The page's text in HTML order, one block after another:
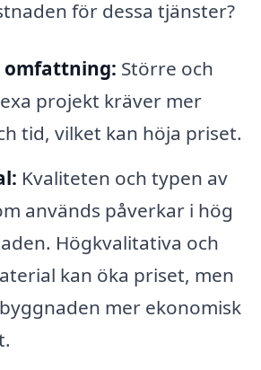
för dessa tjänster?
omfattning: Större och
projekt kräver mer
tid, vilket kan höja priset.
Kvaliteten och typen av
används påverkar i hög
Högkvalitativa och
kan öka priset, men
mer ekonomisk